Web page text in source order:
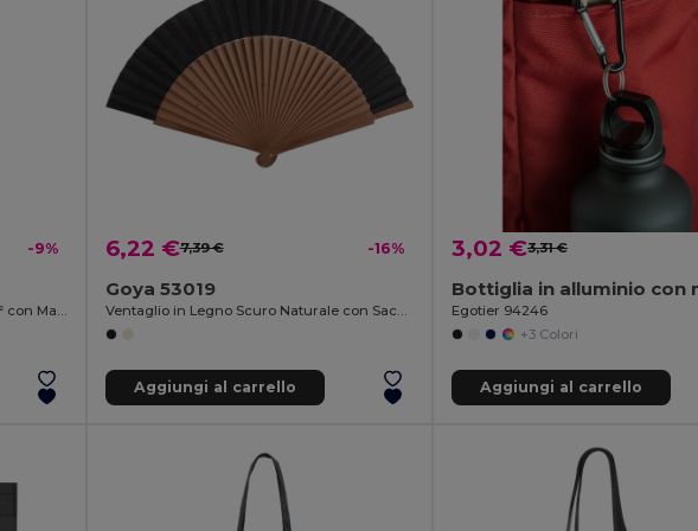
-9%
Borsa in Cotone Organico 140 gr/m² con Manici Lunghi COLORS
6,22 €7,39 € -16%
Goya 53019
Ventaglio in Legno Scuro Naturale con Sacchetto in Raso HARUSI
Aggiungi al carrello
3,02 €3,31 €
Egotier 94246
+3 Colori
Aggiungi al carrello